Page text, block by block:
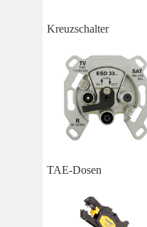
Kreuzschalter
TAE-Dosen